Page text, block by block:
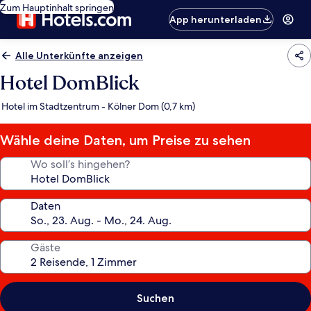
Zum Hauptinhalt springen
App herunterladen
Alle Unterkünfte anzeigen
Hotel DomBlick
Hotel im Stadtzentrum - Kölner Dom (0,7 km)
Wähle deine Daten, um Preise zu sehen
Wo soll’s hingehen?
Daten
Gäste
Suchen